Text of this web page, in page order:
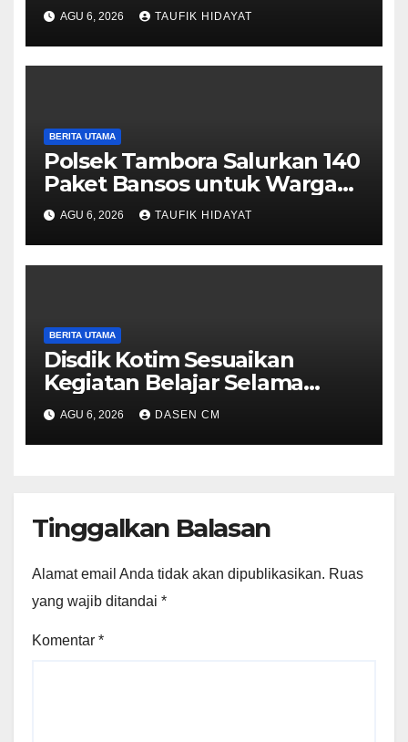
Obat Keras, Sita Puluhan Ribu
Pil, 1,1 Kg Sabu hingga Vape
Etomidate
AGU 6, 2026 TAUFIK HIDAYAT
BERITA UTAMA
Polsek Tambora Salurkan 140
Paket Bansos untuk Warga
Slum Area, Wujud
Kepedulian Sambut HUT ke-
81 RI
AGU 6, 2026 TAUFIK HIDAYAT
BERITA UTAMA
Disdik Kotim Sesuaikan
Kegiatan Belajar Selama
Musim Kemarau
AGU 6, 2026 DASEN CM
Tinggalkan Balasan
Alamat email Anda tidak akan dipublikasikan. Ruas
yang wajib ditandai *
Komentar *